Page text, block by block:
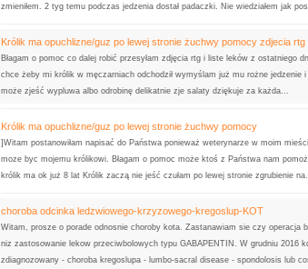
zmieniłem. 2 tyg temu podczas jedzenia dostał padaczki. Nie wiedziałem jak
Królik ma opuchlizne/guz po lewej stronie żuchwy pomocy zdjecia rtg
Błagam o pomoc co dalej robić przesyłam zdjęcia rtg i liste leków z ostatniego
chce żeby mi królik w męczarniach odchodził wymyślam już mu rożne jedzenie
może zjeść wypluwa albo odrobinę delikatnie zje salaty dziękuje za każda...
Królik ma opuchlizne/guz po lewej stronie żuchwy pomocy
]Witam postanowiłam napisać do Państwa ponieważ weterynarze w moim
moze byc mojemu królikowi. Błagam o pomoc może ktoś z Państwa nam
królik ma ok już 8 lat Królik zaczą nie jeść czułam po lewej stronie zgrubienie
choroba odcinka ledzwiowego-krzyzowego-kregoslup-KOT
Witam, prosze o porade odnosnie choroby kota. Zastanawiam sie czy operacja
niz zastosowanie lekow przeciwbolowych typu GABAPENTIN. W grudniu 2016
zdiagnozowany - choroba kregoslupa - lumbo-sacral disease - spondolosis lub